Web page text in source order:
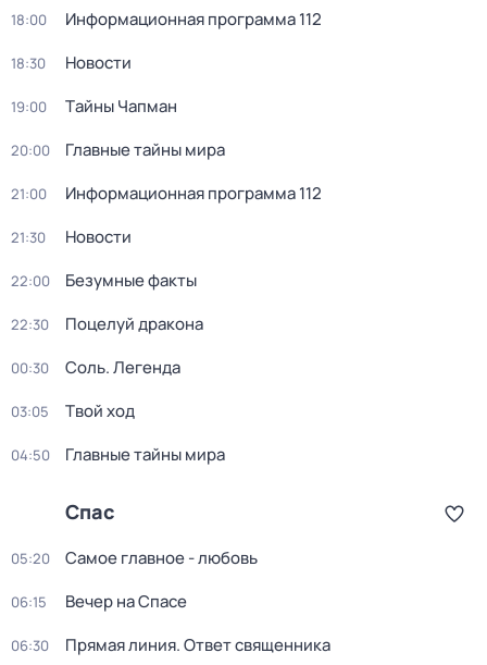
18:00 Информационная программа 112
18:30 Новости
19:00 Тaйны Чапман
20:00 Главные тайны мира
21:00 Информационная программа 112
21:30 Новости
22:00 Безумные факты
22:30 Поцелуй дракона
00:30 Соль. Легенда
03:05 Твой ход
04:50 Главные тайны мира
Спас
05:20 Самое главное - любовь
06:15 Вечер на Спасе
06:30 Прямая линия. Ответ священника